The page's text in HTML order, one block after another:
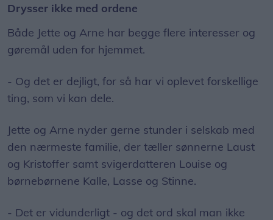
Drysser ikke med ordene
Både Jette og Arne har begge flere interesser og
gøremål uden for hjemmet.
- Og det er dejligt, for så har vi oplevet forskellige
ting, som vi kan dele.
Jette og Arne nyder gerne stunder i selskab med
den nærmeste familie, der tæller sønnerne Laust
og Kristoffer samt svigerdatteren Louise og
børnebørnene Kalle, Lasse og Stinne.
- Det er vidunderligt - og det ord skal man ikke